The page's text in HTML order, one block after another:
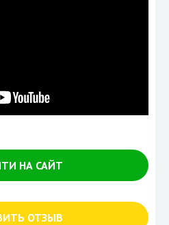
НА САЙТ
ОТЗЫВ